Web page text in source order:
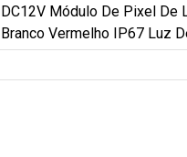
DC12V Módulo De Pixel De
Branco Vermelho IP67 Luz
Sinalização De Publicidade
LED De Pixel De 9 Mm